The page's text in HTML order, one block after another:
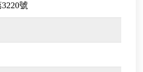
號